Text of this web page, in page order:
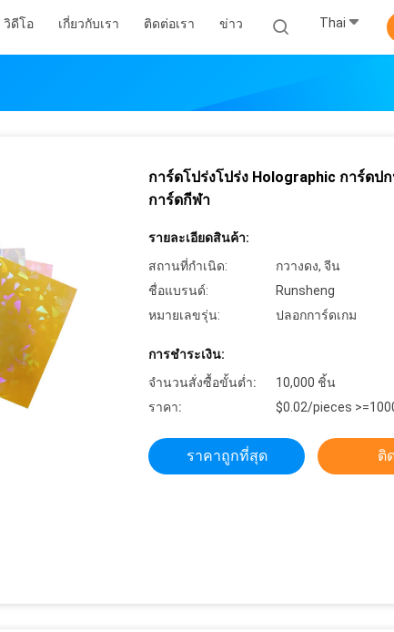
วิดีโอ เกี่ยวกับเรา ติดต่อเรา ข่าว Thai
การ์ดโปร่งโปร่ง Holographic การ์ดป
การ์ดกีฬา
รายละเอียดสินค้า:
สถานที่กำเนิด:
กวางดง, จีน
ชื่อแบรนด์:
Runsheng
หมายเลขรุ่น:
ปลอกการ์ดเกม
การชำระเงิน:
จำนวนสั่งซื้อขั้นต่ำ:
10,000 ชิ้น
ราคา:
$0.02/pieces
ราคาถูกที่สุด ติ